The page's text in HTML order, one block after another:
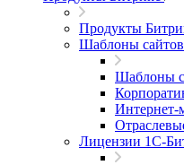
Продукты
Шаблоны
Шаблоны
Интернет-
Лицензии 1С-